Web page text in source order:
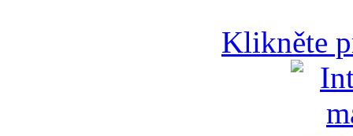
Klikněte